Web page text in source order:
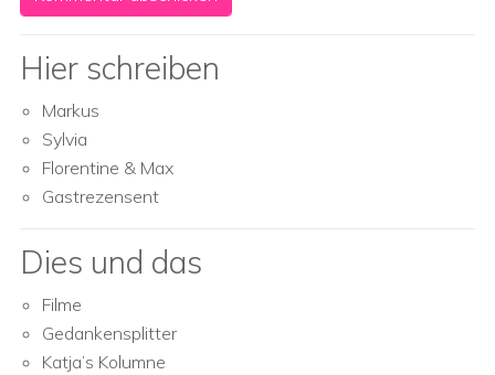
Hier schreiben
Markus
Sylvia
Florentine & Max
Gastrezensent
Dies und das
Filme
Gedankensplitter
Katja’s Kolumne